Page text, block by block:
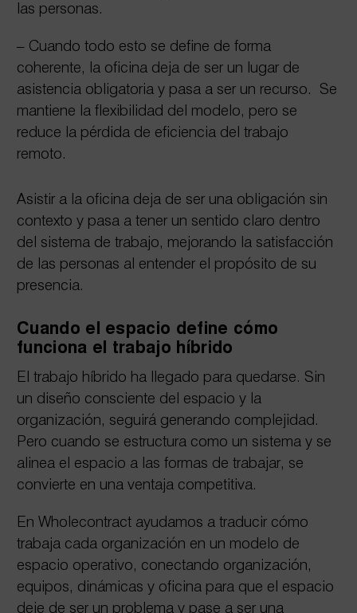
las personas.
– Cuando todo esto se define de forma
coherente, la oficina deja de ser un lugar de
asistencia obligatoria y pasa a ser un recurso. Se
mantiene la flexibilidad del modelo, pero se
reduce la pérdida de eficiencia del trabajo
remoto.
Asistir a la oficina deja de ser una obligación sin
contexto y pasa a tener un sentido claro dentro
del sistema de trabajo, mejorando la satisfacción
de las personas al entender el propósito de su
presencia.
Cuando el espacio define cómo
funciona el trabajo híbrido
El trabajo híbrido ha llegado para quedarse. Sin
un diseño consciente del espacio y la
organización, seguirá generando complejidad.
Pero cuando se estructura como un sistema y se
alinea el espacio a las formas de trabajar, se
convierte en una ventaja competitiva.
En Wholecontract ayudamos a traducir cómo
trabaja cada organización en un modelo de
espacio operativo, conectando organización,
equipos, dinámicas y oficina para que el espacio
deje de ser un problema y pase a ser una